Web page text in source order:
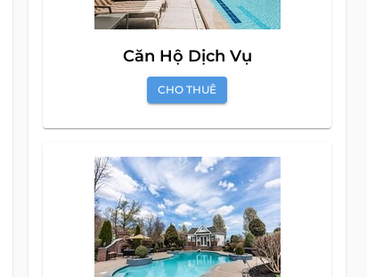
Căn Hộ Dịch Vụ
CHO THUÊ